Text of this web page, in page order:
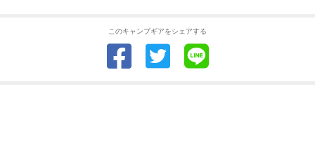
このキャンプギアをシェアする